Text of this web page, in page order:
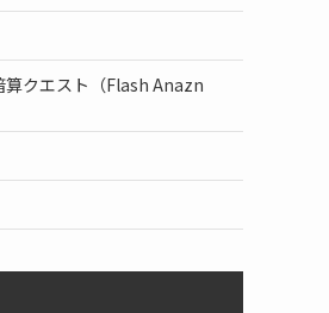
算クエスト（Flash Anazn